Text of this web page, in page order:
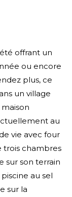
offrant un
ou encore
plus, ce
un village
au
vie avec four
trois chambres
sur son terrain
au sel
sur la